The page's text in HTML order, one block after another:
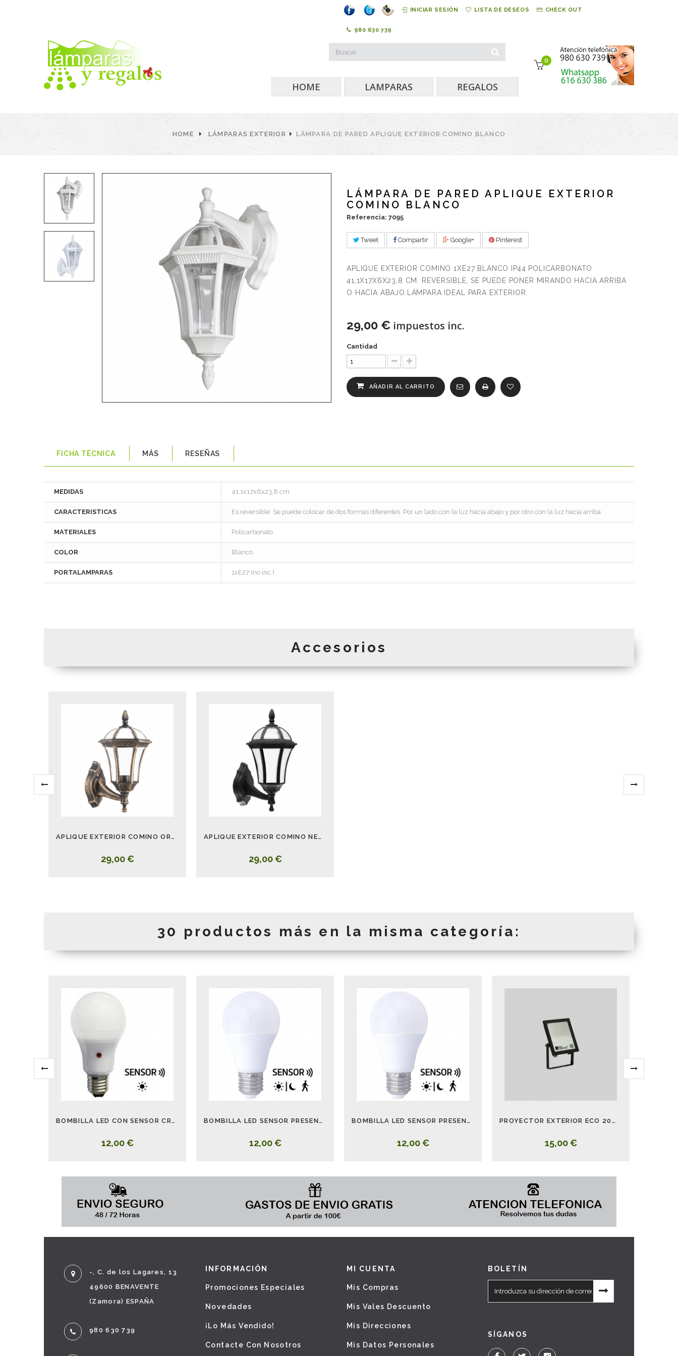
INICIAR SESIÓN LISTA DE DESEOS CHECK OUT
980 630 739
0
HOME LAMPARAS REGALOS
HOME LÁMPARAS EXTERIOR LÁMPARA DE PARED APLIQUE EXTERIOR COMINO BLANCO
LÁMPARA DE PARED APLIQUE EXTERIOR
COMINO BLANCO
Referencia: 7095
Tweet Compartir Google+ Pinterest
APLIQUE EXTERIOR COMINO 1XE27 BLANCO IP44 POLICARBONATO
41,1X17X6X23,8 CM. REVERSIBLE, SE PUEDE PONER MIRANDO HACIA ARRIBA
O HACIA ABAJO.LÁMPARA IDEAL PARA EXTERIOR.
29,00 € impuestos inc.
Cantidad
AÑADIR AL CARRITO
FICHA TÉCNICA MÁS RESEÑAS
MEDIDAS 41,1x17x6x23,8 cm
CARACTERISTICAS Es reversible. Se puede colocar de dos formas diferentes. Por un lado con la luz hacia abajo y por otro con la luz hacia arriba.
MATERIALES Policarbonato
COLOR Blanco
PORTALAMPARAS 1xE27 (no inc.)
Accesorios
APLIQUE EXTERIOR COMINO ORO VIEJO
29,00 €
APLIQUE EXTERIOR COMINO NEGRO
29,00 €
30 productos más en la misma categoría:
BOMBILLA LED CON SENSOR CREPUSCULAR 12W 6000K
12,00 €
BOMBILLA LED SENSOR PRESENCIA Y CREPUS. 10W 2700K
12,00 €
BOMBILLA LED SENSOR PRESENCIA Y CREPUS. 10W 6000K
12,00 €
PROYECTOR EXTERIOR ECO 20W 3000-4000-5000K
15,00 €
-, C. de los Lagares, 13
49600 BENAVENTE
(Zamora) ESPAÑA
980 630 739
INFORMACIÓN
Promociones Especiales
Novedades
¡Lo Más Vendido!
Contacte Con Nosotros
MI CUENTA
Mis Compras
Mis Vales Descuento
Mis Direcciones
Mis Datos Personales
BOLETÍN
SÍGANOS